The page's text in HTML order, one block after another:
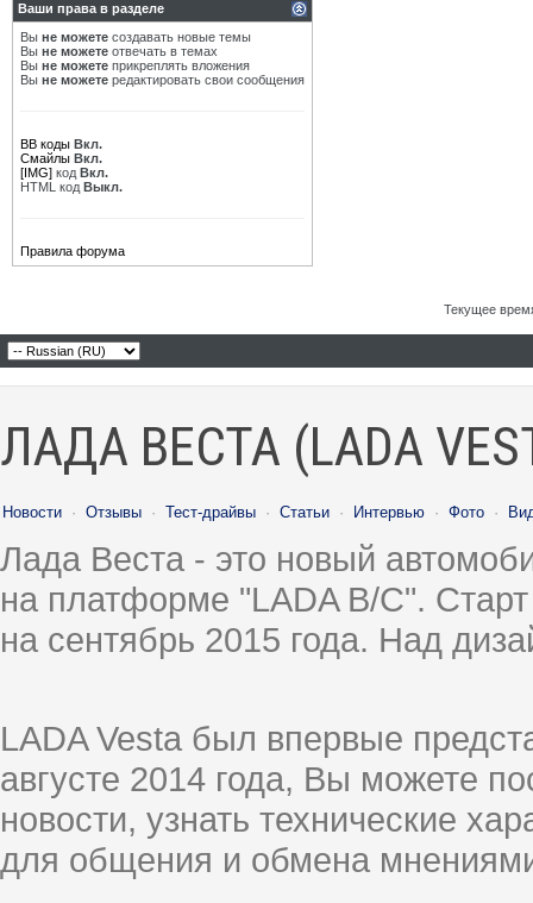
Ваши права в разделе
Вы не можете создавать новые темы
Вы не можете отвечать в темах
Вы не можете прикреплять вложения
Вы не можете редактировать свои сообщения
BB коды Вкл.
Смайлы Вкл.
[IMG] код Вкл.
HTML код Выкл.
Правила форума
Текущее
ЛАДА ВЕСТА (LADA
Новости · Отзывы · Тест-драйвы · Статьи · Интервью · Фото ·
Лада Веста - это новый
на платформе "LADA B/C".
на сентябрь 2015 года. Над
LADA Vesta был впервые
августе 2014 года, Вы можете
новости, узнать технические
для общения и обмена